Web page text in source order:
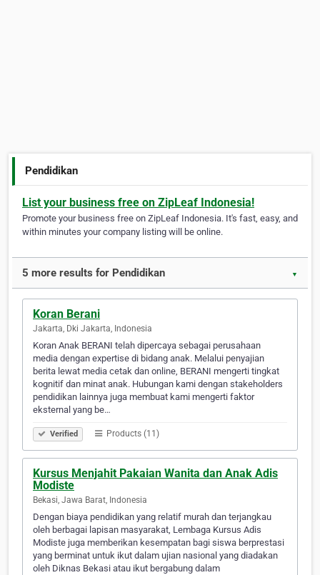
Pendidikan
List your business free on ZipLeaf Indonesia!
Promote your business free on ZipLeaf Indonesia. It's fast, easy, and
within minutes your company listing will be online.
5 more results for Pendidikan ▼
Koran Berani
Jakarta, Dki Jakarta, Indonesia
Koran Anak BERANI telah dipercaya sebagai perusahaan
media dengan expertise di bidang anak. Melalui penyajian
berita lewat media cetak dan online, BERANI mengerti tingkat
kognitif dan minat anak. Hubungan kami dengan stakeholders
pendidikan lainnya juga membuat kami mengerti faktor
eksternal yang be…
Verified Products (11)
Kursus Menjahit Pakaian Wanita dan Anak Adis
Modiste
Bekasi, Jawa Barat, Indonesia
Dengan biaya pendidikan yang relatif murah dan terjangkau
oleh berbagai lapisan masyarakat, Lembaga Kursus Adis
Modiste juga memberikan kesempatan bagi siswa berprestasi
yang berminat untuk ikut dalam ujian nasional yang diadakan
oleh Diknas Bekasi atau ikut bergabung dalam